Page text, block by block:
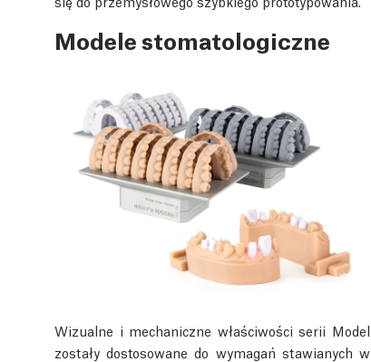
Modele stomatologiczne
Wizualne i mechaniczne właściwości serii Model
zostały dostosowane do wymagań stawianych w